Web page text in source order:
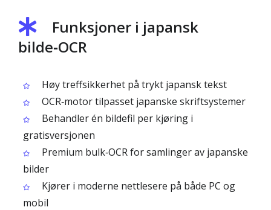
Funksjoner i japansk
bilde‑OCR
Høy treffsikkerhet på trykt japansk tekst
OCR‑motor tilpasset japanske skriftsystemer
Behandler én bildefil per kjøring i
gratisversjonen
Premium bulk‑OCR for samlinger av japanske
bilder
Kjører i moderne nettlesere på både PC og
mobil